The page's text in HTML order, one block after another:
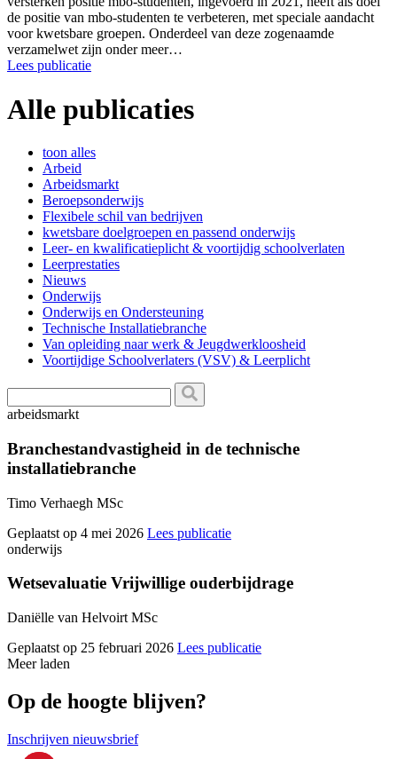
de positie van mbo-studenten te verbeteren, met speciale aandacht
voor kwetsbare groepen. Onderdeel van deze zogenaamde
verzamelwet zijn onder meer…
Lees publicatie
Alle publicaties
toon alles
Arbeid
Arbeidsmarkt
Beroepsonderwijs
Flexibele schil van bedrijven
kwetsbare doelgroepen en passend onderwijs
Leer- en kwalificatieplicht & voortijdig schoolverlaten
Leerprestaties
Nieuws
Onderwijs
Onderwijs en Ondersteuning
Technische Installatiebranche
Van opleiding naar werk & Jeugdwerkloosheid
Voortijdige Schoolverlaters (VSV) & Leerplicht
arbeidsmarkt
Branchestandvastigheid in de technische
installatiebranche
Timo Verhaegh MSc
Geplaatst op 4 mei 2026 Lees publicatie
onderwijs
Wetsevaluatie Vrijwillige ouderbijdrage
Daniëlle van Helvoirt MSc
Geplaatst op 25 februari 2026 Lees publicatie
Meer laden
Op de hoogte blijven?
Inschrijven nieuwsbrief